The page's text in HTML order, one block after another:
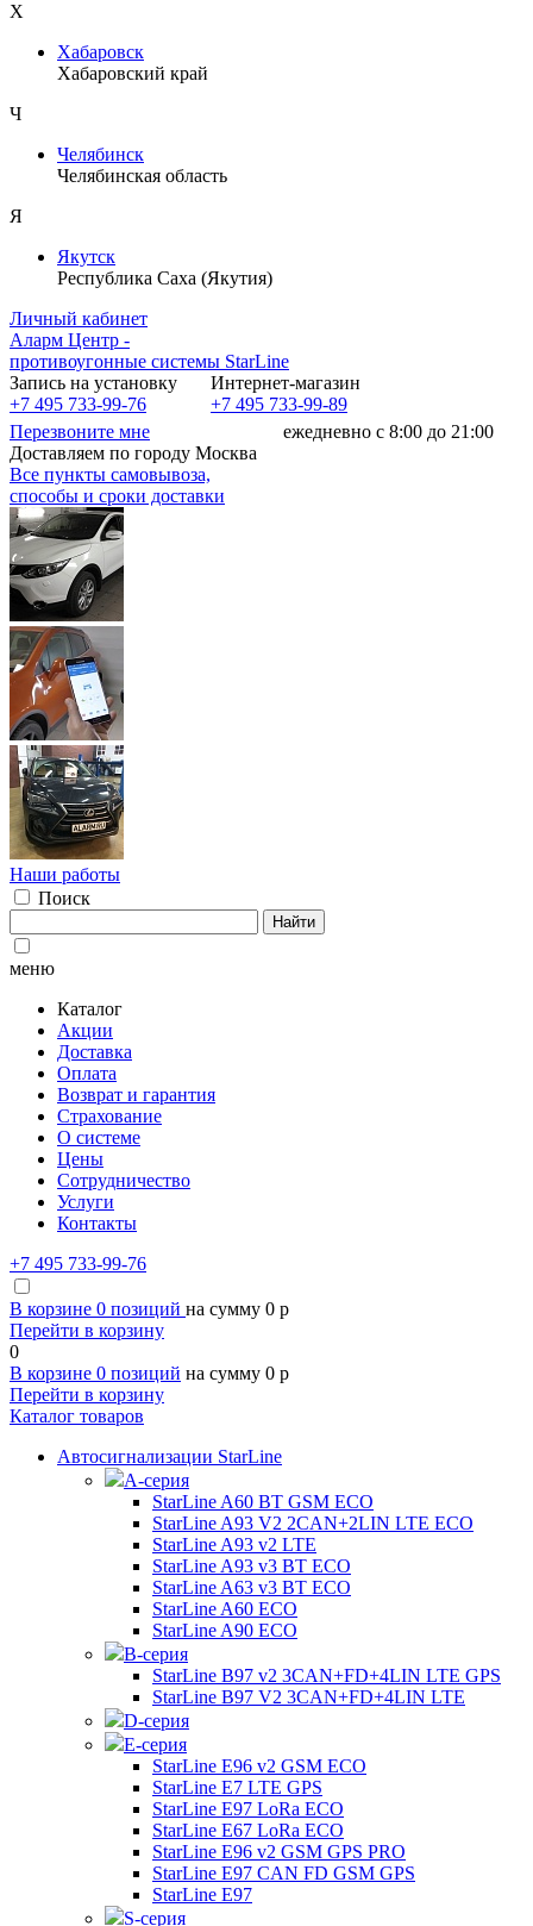
Х
Хабаровск
Хабаровский край
Ч
Челябинск
Челябинская область
Я
Якутск
Республика Саха (Якутия)
Личный кабинет
Аларм Центр -
противоугонные системы StarLine
Запись на установку
+7 495 733-99-76
Интернет-магазин
+7 495 733-99-89
Перезвоните мне
ежедневно с 8:00 до 21:00
Доставляем по городу Москва
Все пункты самовывоза,
способы и сроки доставки
Наши работы
Поиск
Найти
меню
Каталог
Акции
Доставка
Оплата
Возврат и гарантия
Страхование
О системе
Цены
Сотрудничество
Услуги
Контакты
+7 495 733-99-76
В корзине 0 позиций на сумму 0 p
Перейти в корзину
0
В корзине 0 позиций на сумму 0 p
Перейти в корзину
Каталог товаров
Автосигнализации StarLine
А-серия
StarLine A60 BT GSM ECO
StarLine A93 V2 2CAN+2LIN LTE ECO
StarLine A93 v2 LTE
StarLine A93 v3 BT ECO
StarLine A63 v3 BT ECO
StarLine A60 ECO
StarLine A90 ECO
B-серия
StarLine B97 v2 3CAN+FD+4LIN LTE GPS
StarLine B97 V2 3CAN+FD+4LIN LTE
D-серия
E-серия
StarLine E96 v2 GSM ECO
StarLine E7 LTE GPS
StarLine E97 LoRa ECO
StarLine E67 LoRa ECO
StarLine E96 v2 GSM GPS PRO
StarLine E97 CAN FD GSM GPS
StarLine E97
S-серия